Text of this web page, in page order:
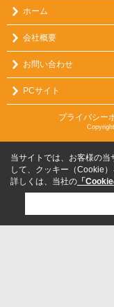
ホーム
会社概要
お問い合わせ
PCサイト
プライバシー
当サイトでは、お客様の当
して、クッキー（Cookie）
詳しくは、当社の 「